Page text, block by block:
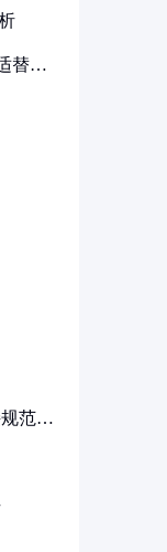
替代
范详